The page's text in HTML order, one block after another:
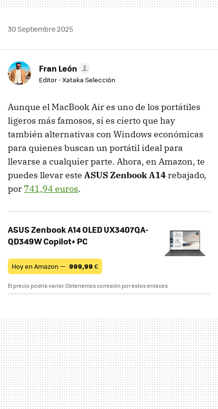
30 Septiembre 2025
Fran León
Editor - Xataka Selección
Aunque el MacBook Air es uno de los portátiles
ligeros más famosos, sí es cierto que hay
también alternativas con Windows económicas
para quienes buscan un portátil ideal para
llevarse a cualquier parte. Ahora, en Amazon, te
puedes llevar este ASUS Zenbook A14 rebajado,
por 741,94 euros.
ASUS Zenbook A14 OLED UX3407QA-
QD349W Copilot+ PC
Hoy en Amazon — 999,99 €
El precio podría variar. Obtenemos comisión por estos enlaces